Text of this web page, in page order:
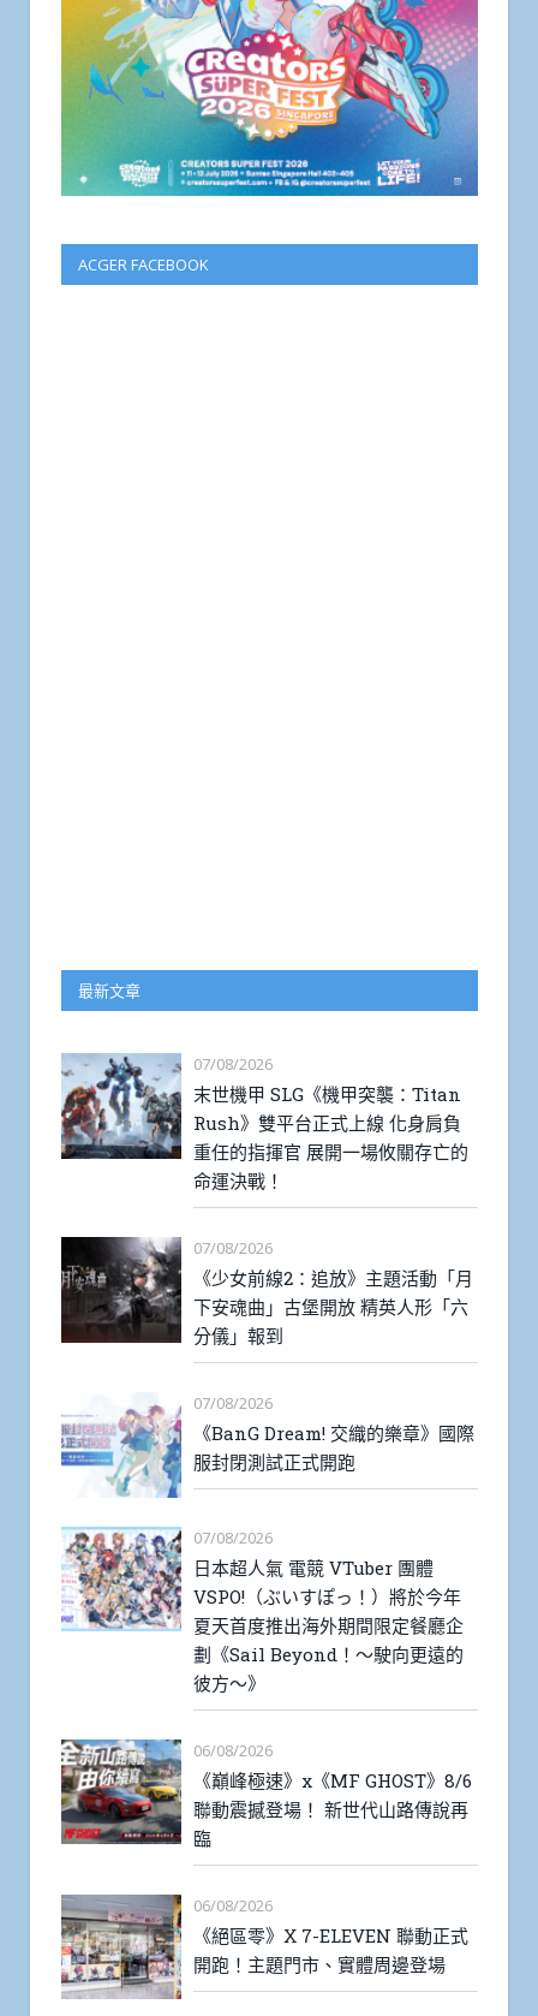
ACGER FACEBOOK
最新文章
07/08/2026
末世機甲 SLG《機甲突襲：Titan
Rush》雙平台正式上線 化身肩負
重任的指揮官 展開一場攸關存亡的
命運決戰！
07/08/2026
《少女前線2：追放》主題活動「月
下安魂曲」古堡開放 精英人形「六
分儀」報到
07/08/2026
《BanG Dream! 交織的樂章》國際
服封閉測試正式開跑
07/08/2026
日本超人氣 電競 VTuber 團體
VSPO!（ぶいすぽっ！）將於今年
夏天首度推出海外期間限定餐廳企
劃《Sail Beyond！～駛向更遠的
彼方～》
06/08/2026
《巔峰極速》x《MF GHOST》8/6
聯動震撼登場！ 新世代山路傳說再
臨
06/08/2026
《絕區零》X 7-ELEVEN 聯動正式
開跑！主題門市、實體周邊登場